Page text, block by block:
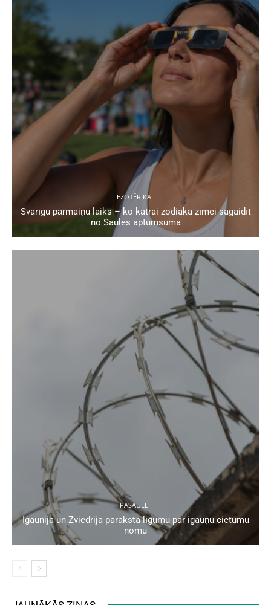
EZOTĒRIKA
Svarīgu pārmaiņu laiks – ko katrai zodiaka zīmei sagaidīt
no Saules aptumsuma
PASAULĒ
Igaunija un Zviedrija paraksta līgumu par igauņu cietumu
nomu